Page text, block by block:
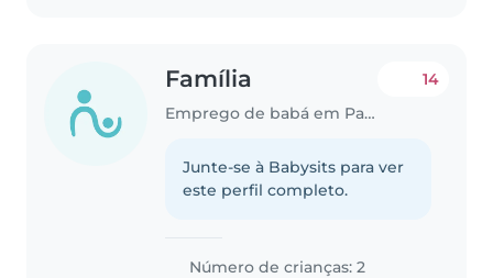
Família
Emprego de babá em Paulista
14
Junte-se à Babysits para ver
este perfil completo.
Número de crianças: 2